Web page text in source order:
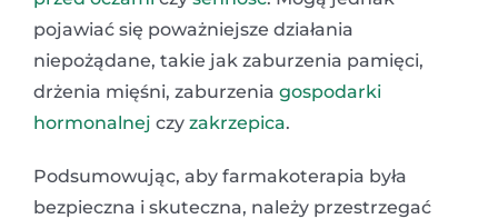
pojawiać się poważniejsze działania
niepożądane, takie jak zaburzenia pamięci,
drżenia mięśni, zaburzenia gospodarki
hormonalnej czy zakrzepica.
Podsumowując, aby farmakoterapia była
bezpieczna i skuteczna, należy przestrzegać